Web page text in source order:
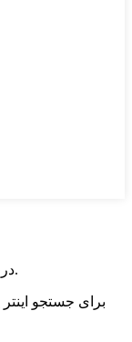
درخواست خود را برای دریافت گزارش ترک کنید.
برای جستجو